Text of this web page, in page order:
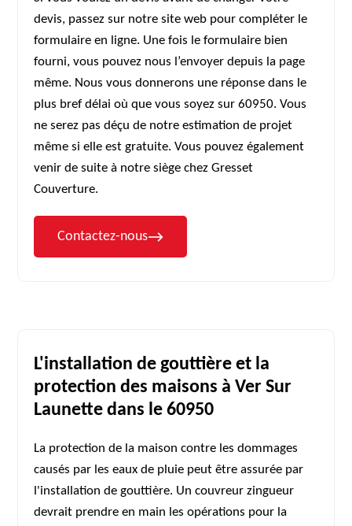
devis, passez sur notre site web pour compléter le
formulaire en ligne. Une fois le formulaire bien
fourni, vous pouvez nous l’envoyer depuis la page
même. Nous vous donnerons une réponse dans le
plus bref délai où que vous soyez sur 60950. Vous
ne serez pas déçu de notre estimation de projet
même si elle est gratuite. Vous pouvez également
venir de suite à notre siège chez Gresset
Couverture.
Contactez-nous
L'installation de gouttière et la
protection des maisons à Ver Sur
Launette dans le 60950
La protection de la maison contre les dommages
causés par les eaux de pluie peut être assurée par
l'installation de gouttière. Un couvreur zingueur
devrait prendre en main les opérations pour la